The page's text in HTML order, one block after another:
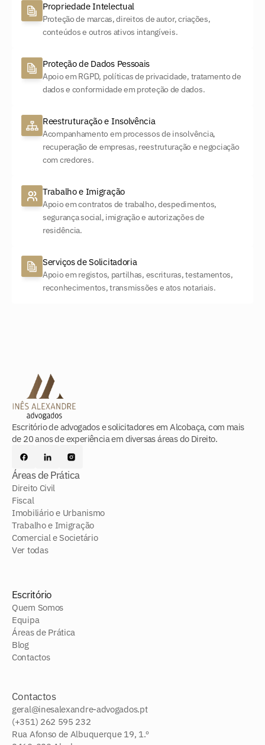
Propriedade Intelectual
Proteção de marcas, direitos de autor, criações,
conteúdos e outros ativos intangíveis.
Proteção de Dados Pessoais
Apoio em RGPD, políticas de privacidade, tratamento de
dados e conformidade em proteção de dados.
Reestruturação e Insolvência
Acompanhamento em processos de insolvência,
recuperação de empresas, reestruturação e negociação
com credores.
Trabalho e Imigração
Apoio em contratos de trabalho, despedimentos,
segurança social, imigração e autorizações de
residência.
Serviços de Solicitadoria
Apoio em registos, partilhas, escrituras, testamentos,
reconhecimentos, transmissões e atos notariais.
Escritório de advogados e solicitadores em Alcobaça, com mais
de 20 anos de experiência em diversas áreas do Direito.
Áreas de Prática
Direito Civil
Fiscal
Imobiliário e Urbanismo
Trabalho e Imigração
Comercial e Societário
Ver todas
Escritório
Quem Somos
Equipa
Áreas de Prática
Blog
Contactos
Contactos
geral@inesalexandre-advogados.pt
(+351) 262 595 232
Rua Afonso de Albuquerque 19, 1.º